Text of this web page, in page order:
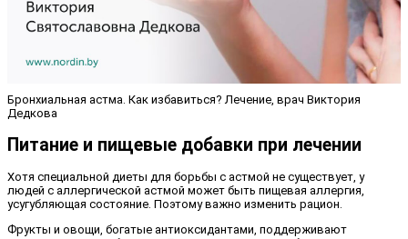
Бронхиальная астма. Как избавиться? Лечение, врач Виктория
Дедкова
Питание и пищевые добавки при лечении
Хотя специальной диеты для борьбы с астмой не существует, у
людей с аллергической астмой может быть пищевая аллергия,
усугубляющая состояние. Поэтому важно изменить рацион.
Фрукты и овощи, богатые антиоксидантами, поддерживают